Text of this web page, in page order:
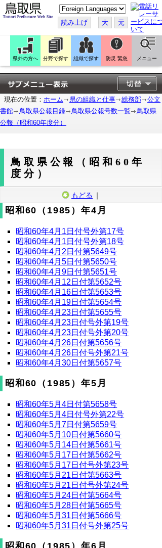
こ
の
ペ
ー
ジ
翻
訳
す
る
読み上げ 大 元
県外の方へ 分野で探す 組織で探す 防災 緊急 メニュー
現在の位置： ホーム 県の組織と仕事 総務部
公文
書館
鳥取県公報目録 鳥取県公報号数一覧
鳥取県
公報（昭和60年度分）
鳥取県公報（昭和60年
度分）
もどる ｜
昭和60（1985）年4月
昭和60年4月1日付号外第17号
昭和60年4月1日付号外第18号
昭和60年4月2日付第5649号
昭和60年4月5日付第5650号
昭和60年4月9日付第5651号
昭和60年4月12日付第5652号
昭和60年4月16日付第5653号
昭和60年4月19日付第5654号
昭和60年4月23日付第5655号
昭和60年4月23日付号外第19号
昭和60年4月23日付号外第20号
昭和60年4月26日付第5656号
昭和60年4月26日付号外第21号
昭和60年4月30日付第5657号
昭和60（1985）年5月
昭和60年5月4日付第5658号
昭和60年5月4日付号外第22号
昭和60年5月7日付第5659号
昭和60年5月10日付第5660号
昭和60年5月14日付第5661号
昭和60年5月17日付第5662号
昭和60年5月17日付号外第23号
昭和60年5月21日付第5663号
昭和60年5月21日付号外第24号
昭和60年5月24日付第5664号
昭和60年5月28日付第5665号
昭和60年5月31日付第5666号
昭和60年5月31日付号外第25号